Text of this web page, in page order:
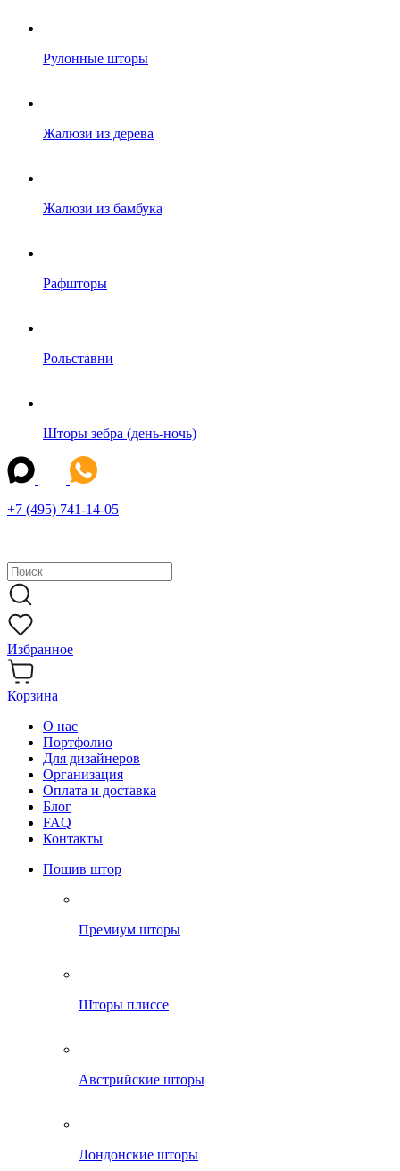
Рулонные шторы
Жалюзи из дерева
Жалюзи из бамбука
Рафшторы
Рольставни
Шторы зебра (день-ночь)
+7 (495) 741-14-05
Избранное
Корзина
О нас
Портфолио
Для дизайнеров
Организация
Оплата и доставка
Блог
FAQ
Контакты
Пошив штор
Премиум шторы
Шторы плиссе
Австрийские шторы
Лондонские шторы